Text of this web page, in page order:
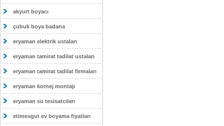
akyurt boyacı
çubuk boya badana
eryaman elektrik ustaları
eryaman tamirat tadilat ustaları
eryaman tamirat tadilat firmaları
eryaman kornej montajı
eryaman su tesisatcıları
etimesgut ev boyama fiyatları